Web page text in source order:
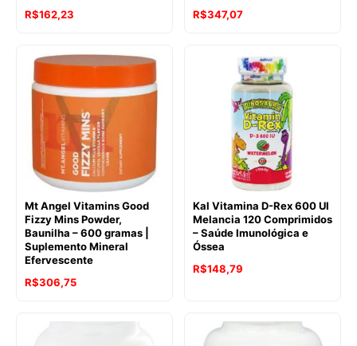
R$162,23
R$347,07
Mt Angel Vitamins Good
Fizzy Mins Powder,
Baunilha – 600 gramas |
Suplemento Mineral
Efervescente
R$306,75
Kal Vitamina D-Rex 600 UI
Melancia 120 Comprimidos
– Saúde Imunológica e
Óssea
R$148,79